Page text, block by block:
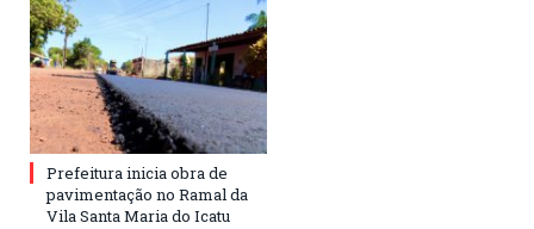
Prefeitura inicia obra de
pavimentação no Ramal da
Vila Santa Maria do Icatu